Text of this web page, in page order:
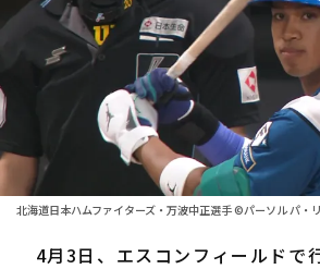
日程・結果
順位表･成績
1軍公式戦
ファーム東地区
選手名鑑
選手名鑑トップ
北海道日本ハムファイターズ
ニュース
北海道日本ハムファイターズ・万波中正選手 ©パーソル パ・
4月3日、エスコンフィールドで